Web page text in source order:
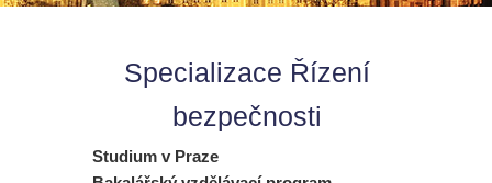
Specializace Řízení
bezpečnosti
Studium v Praze